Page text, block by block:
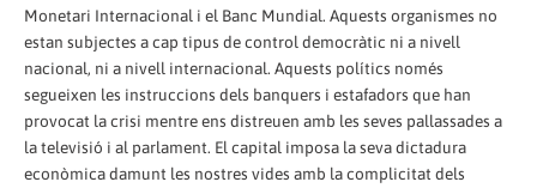
Monetari Internacional i el Banc Mundial. Aquests organismes no
estan subjectes a cap tipus de control democràtic ni a nivell
nacional, ni a nivell internacional. Aquests polítics només
segueixen les instruccions dels banquers i estafadors que han
provocat la crisi mentre ens distreuen amb les seves pallassades a
la televisió i al parlament. El capital imposa la seva dictadura
econòmica damunt les nostres vides amb la complicitat dels